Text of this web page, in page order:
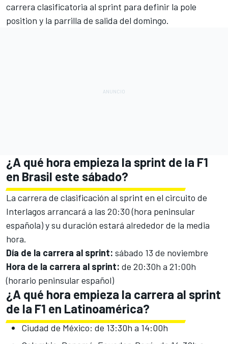
carrera clasificatoria al sprint para definir la pole
position y la parrilla de salida del domingo.
¿A qué hora empieza la sprint de la F1
en Brasil este sábado?
La carrera de clasificación al sprint en el circuito de
Interlagos arrancará a las 20:30 (hora peninsular
española) y su duración estará alrededor de la media
hora.
Día de la carrera al sprint: sábado 13 de noviembre
Hora de la carrera al sprint: de 20:30h a 21:00h
(horario peninsular español)
¿A qué hora empieza la carrera al sprint
de la F1 en Latinoamérica?
Ciudad de México: de 13:30h a 14:00h